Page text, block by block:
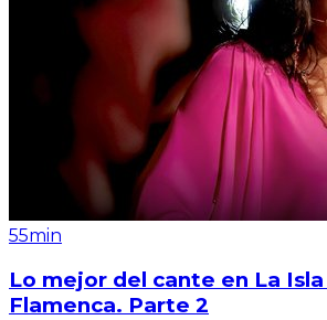
55min
Lo mejor del cante en La
Flamenca. Parte 2